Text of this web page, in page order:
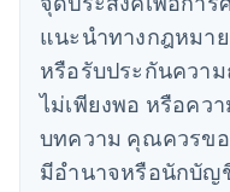
แนะนําทางกฎหมา
หรือรับประกันควา
ไม่เพียงพอ หรือคว
บทความ คุณควรข
มีอํานาจหรือนักบัญ
English Français
โครเอเชีย
EnglishItaliano
จีนแผ่นดินใหญ่
简体中文English
ไซปรัส
ญี่ปุ่น